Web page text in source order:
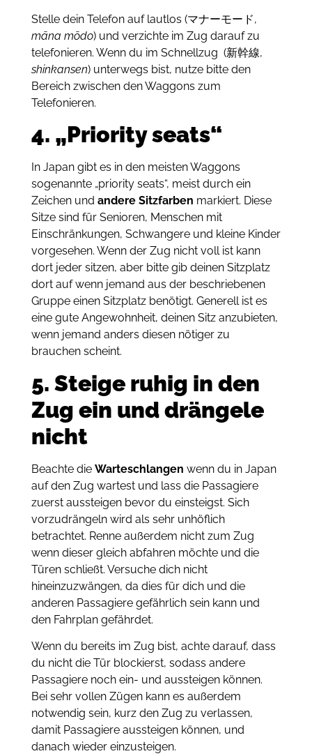
Stelle dein Telefon auf lautlos (マナーモード,
māna mōdo) und verzichte im Zug darauf zu
telefonieren. Wenn du im Schnellzug (新幹線,
shinkansen) unterwegs bist, nutze bitte den
Bereich zwischen den Waggons zum
Telefonieren.
4. „Priority seats“
In Japan gibt es in den meisten Waggons
sogenannte „priority seats“, meist durch ein
Zeichen und andere Sitzfarben markiert. Diese
Sitze sind für Senioren, Menschen mit
Einschränkungen, Schwangere und kleine Kinder
vorgesehen. Wenn der Zug nicht voll ist kann
dort jeder sitzen, aber bitte gib deinen Sitzplatz
dort auf wenn jemand aus der beschriebenen
Gruppe einen Sitzplatz benötigt. Generell ist es
eine gute Angewohnheit, deinen Sitz anzubieten,
wenn jemand anders diesen nötiger zu
brauchen scheint.
5. Steige ruhig in den
Zug ein und drängele
nicht
Beachte die Warteschlangen wenn du in Japan
auf den Zug wartest und lass die Passagiere
zuerst aussteigen bevor du einsteigst. Sich
vorzudrängeln wird als sehr unhöflich
betrachtet. Renne außerdem nicht zum Zug
wenn dieser gleich abfahren möchte und die
Türen schließt. Versuche dich nicht
hineinzuzwängen, da dies für dich und die
anderen Passagiere gefährlich sein kann und
den Fahrplan gefährdet.
Wenn du bereits im Zug bist, achte darauf, dass
du nicht die Tür blockierst, sodass andere
Passagiere noch ein- und aussteigen können.
Bei sehr vollen Zügen kann es außerdem
notwendig sein, kurz den Zug zu verlassen,
damit Passagiere aussteigen können, und
danach wieder einzusteigen.